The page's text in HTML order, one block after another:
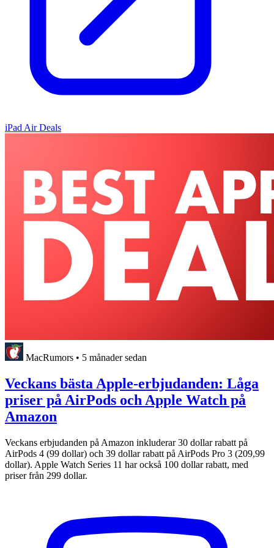
iPad Air Deals
MacRumors • 5 månader sedan
Veckans bästa Apple-erbjudanden: Låga
priser på AirPods och Apple Watch på
Amazon
Veckans erbjudanden på Amazon inkluderar 30 dollar rabatt på
AirPods 4 (99 dollar) och 39 dollar rabatt på AirPods Pro 3 (209,99
dollar). Apple Watch Series 11 har också 100 dollar rabatt, med
priser från 299 dollar.